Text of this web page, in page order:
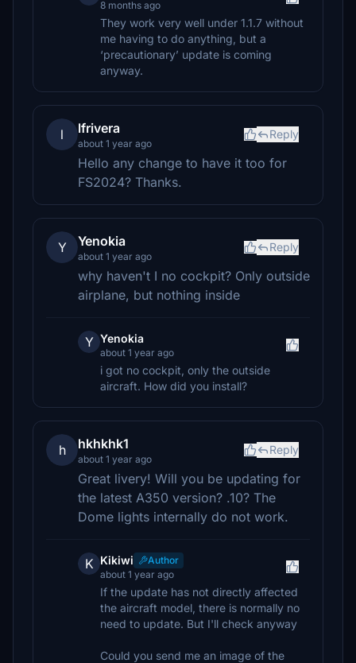
8 months ago
They work very well under 1.1.7 without
me having to do anything, but a
‘precautionary’ update is coming
anyway.
l lfrivera
about 1 year ago
Reply
Hello any change to have it too for
FS2024? Thanks.
Y Yenokia
about 1 year ago
Reply
why haven't I no cockpit? Only outside
airplane, but nothing inside
Y Yenokia
about 1 year ago
i got no cockpit, only the outside
aircraft. How did you install?
h hkhkhk1
about 1 year ago
Reply
Great livery! Will you be updating for
the latest A350 version? .10? The
Dome lights internally do not work.
K Kikiwi
Author
about 1 year ago
If the update has not directly affected
the aircraft model, there is normally no
need to update. But I'll check anyway
Could you send me an image of the